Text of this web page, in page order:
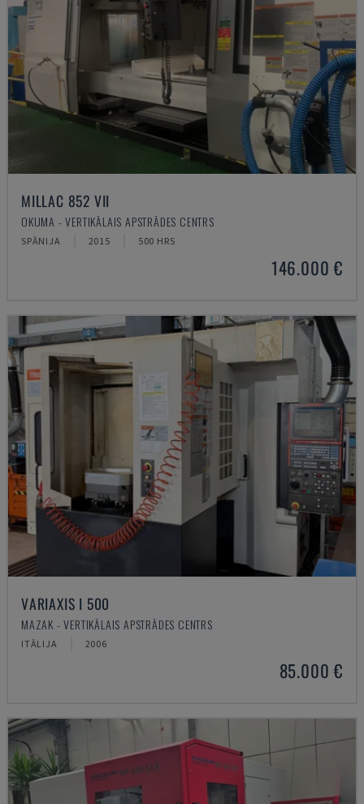
MILLAC 852 VII
OKUMA - VERTIKĀLAIS APSTRĀDES CENTRS
SPĀNIJA 2015 500 HRS
146.000 €
VARIAXIS I 500
MAZAK - VERTIKĀLAIS APSTRĀDES CENTRS
ITĀLIJA 2006
85.000 €